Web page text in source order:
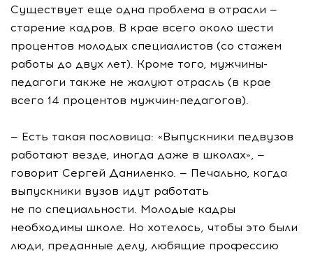
Существует еще одна проблема в отрасли —
старение кадров. В крае всего около шести
процентов молодых специалистов (со стажем
работы до двух лет). Кроме того, мужчины-
педагоги также не жалуют отрасль (в крае
всего 14 процентов мужчин-педагогов).
— Есть такая пословица: «Выпускники педвузов
работают везде, иногда даже в школах», —
говорит Сергей Даниленко. — Печально, когда
выпускники вузов идут работать
не по специальности. Молодые кадры
необходимы школе. Но хотелось, чтобы это были
люди, преданные делу, любящие профессию